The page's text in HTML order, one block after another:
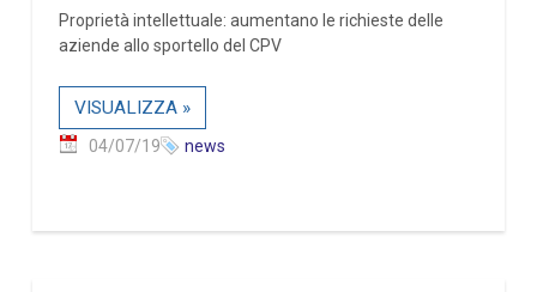
Proprietà intellettuale: aumentano le richieste delle
aziende allo sportello del CPV
VISUALIZZA »
04/07/19 news